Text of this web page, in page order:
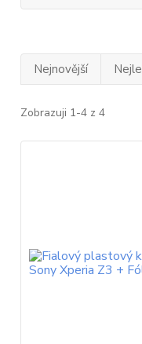
Nejnovější
Zobrazuji 1-4 z 4